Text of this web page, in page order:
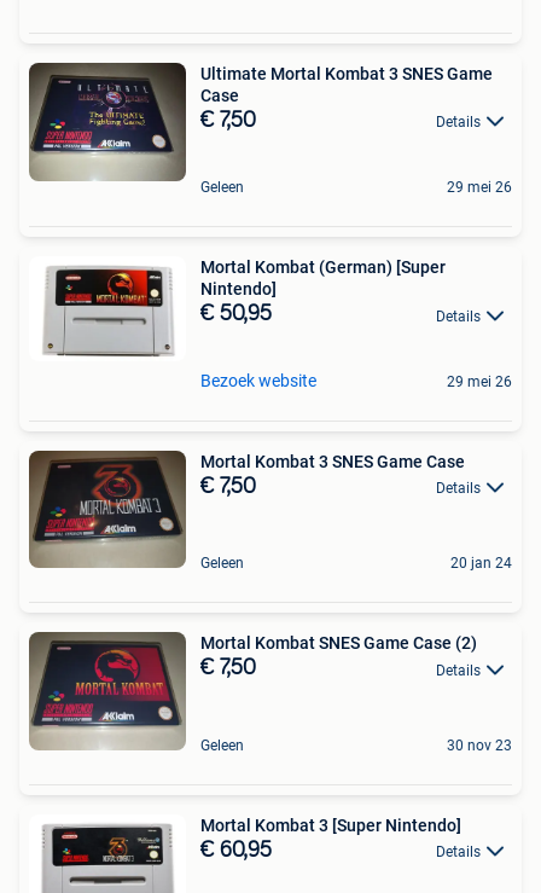
Ultimate Mortal Kombat 3 SNES Game
Case
€ 7,50 Details
Geleen 29 mei 26
Mortal Kombat (German) [Super
Nintendo]
€ 50,95 Details
Bezoek website 29 mei 26
Mortal Kombat 3 SNES Game Case
€ 7,50 Details
Geleen 20 jan 24
Mortal Kombat SNES Game Case (2)
€ 7,50 Details
Geleen 30 nov 23
Mortal Kombat 3 [Super Nintendo]
€ 60,95 Details